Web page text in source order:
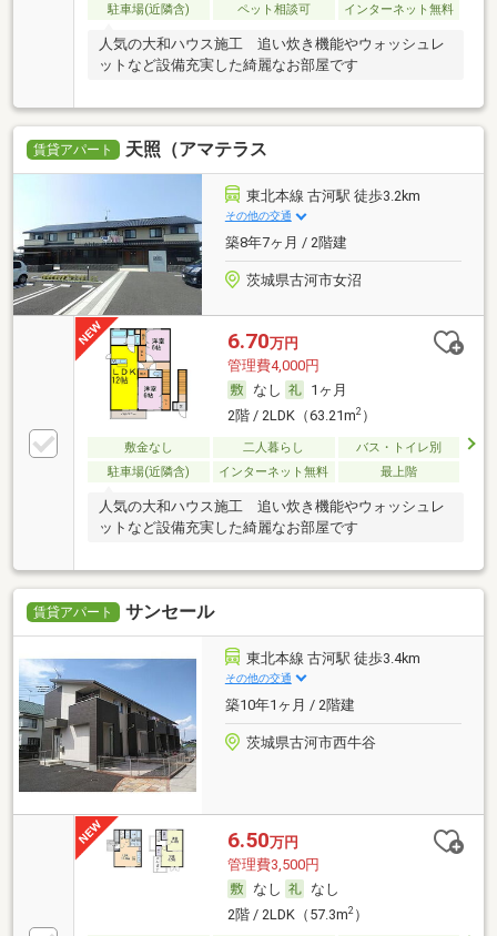
駐車場(近隣含)
ペット相談可 インターネット無料
人気の大和ハウス施工 追い炊き機能やウォッシュレ
ットなど設備充実した綺麗なお部屋です
賃貸アパート 天照（アマテラス
東北本線 古河駅 徒歩3.2km
その他の交通
築8年7ヶ月 / 2階建
茨城県古河市女沼
6.70万円
管理費4,000円
なし
1ヶ月
2階 / 2LDK（63.21m2）
敷金なし 二人暮らし
バス・トイレ別
駐車場(近隣含)
インターネット無料 最上階
人気の大和ハウス施工 追い炊き機能やウォッシュレ
ットなど設備充実した綺麗なお部屋です
賃貸アパート サンセール
東北本線 古河駅 徒歩3.4km
その他の交通
築10年1ヶ月 / 2階建
茨城県古河市西牛谷
6.50万円
管理費3,500円
なし
なし
2階 / 2LDK（57.3m2）